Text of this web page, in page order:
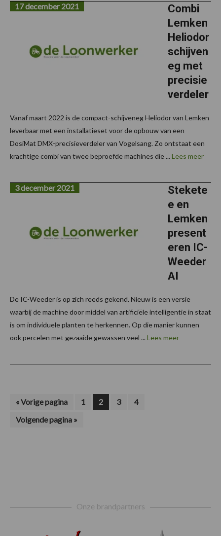
Combi
Lemken
Heliodor
schijven
eg met
precisie
verdeler
17 december 2021
Vanaf maart 2022 is de compact-schijveneg Heliodor van Lemken
leverbaar met een installatieset voor de opbouw van een
DosiMat DMX-precisieverdeler van Vogelsang. Zo ontstaat een
krachtige combi van twee beproefde machines die ... Lees meer
Stekete
e en
Lemken
present
eren IC-
Weeder
AI
3 december 2021
De IC-Weeder is op zich reeds gekend. Nieuw is een versie
waarbij de machine door middel van artificiële intelligentie in staat
is om individuele planten te herkennen. Op die manier kunnen
ook percelen met gezaaide gewassen veel ... Lees meer
«Ga
Vorige pagina Pagina
1 Pagina
2 Pagina
3 Pagina
4
Ga
naar
Volgende pagina »
Onze brandpartners